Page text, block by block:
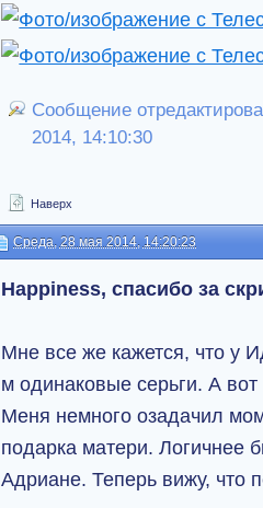
Сообщение
2014, 14:10:30
Наверх
Среда, 28 мая 2014, 14:20:23
Happiness, спасибо за
Мне все же кажется, что у
м одинаковые серьги. А
Меня немного озадачил
подарка матери. Логичнее
Адриане. Теперь вижу, что